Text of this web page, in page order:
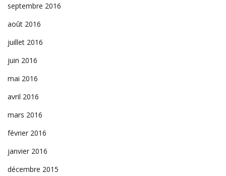
septembre 2016
août 2016
juillet 2016
juin 2016
mai 2016
avril 2016
mars 2016
février 2016
janvier 2016
décembre 2015